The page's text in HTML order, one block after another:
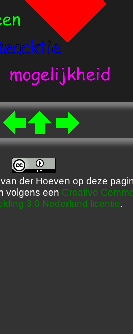
der Hoeven op deze
volgens een Creative
3.0 Nederland licentie.